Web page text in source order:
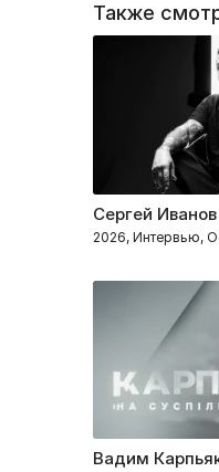
Также
Сергей Иванов
2026, Интервью,
Вадим